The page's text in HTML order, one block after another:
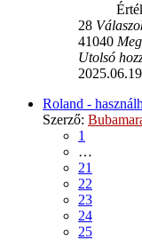
28
41040
Utolsó
Roland -
Szerző:
1
…
21
22
23
24
25